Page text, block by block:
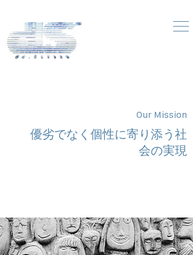
Our Mission
優劣でなく個性に寄り添う社
会の実現